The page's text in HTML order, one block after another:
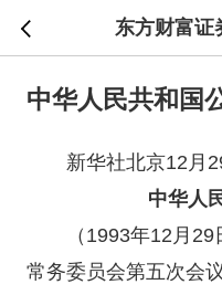
东方财富证
中华人民共和国
新华社北京12月
中华人
（1993年12月29
常务委员会第五次会